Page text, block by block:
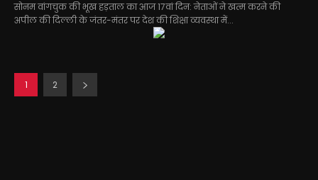
सोनम वांगचुक की भूख हड़ताल का आज 17वां दिन: नेताओं ने खत्म करने की
अपील की दिल्ली के जंतर-मंतर पर देश की शिक्षा व्यवस्था में...
1 2